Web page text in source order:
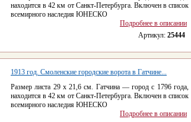
находится в 42 км от Санкт-Петербурга. Включен в список
всемирного наследия ЮНЕСКО
Подробнее в описании
Артикул: 25444
1913 год. Смоленские городские ворота в Гатчине...
Размер листа 29 x 21,6 см. Гатчина — город с 1796 года,
находится в 42 км от Санкт-Петербурга. Включен в список
всемирного наследия ЮНЕСКО
Подробнее в описании